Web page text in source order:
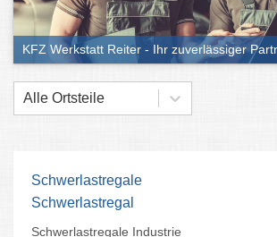
KFZ Werkstatt Reiter - Ihr zuverlässiger
Alle Ortsteile
Schwerlastregale
Schwerlastregal
Schwerlastregale Industrie